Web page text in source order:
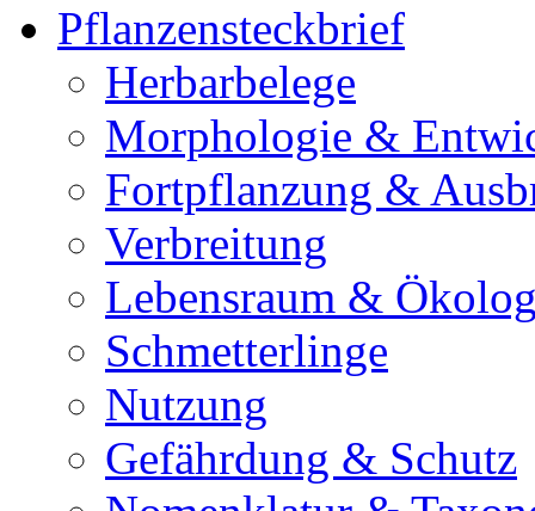
Pflanzensteckbrief
Herbarbelege
Morphologie &
Fortpflanzung &
Verbreitung
Lebensraum &
Schmetterlinge
Nutzung
Gefährdung & Schutz